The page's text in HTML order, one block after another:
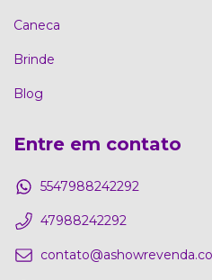
Caneca
Brinde
Blog
Entre em contato
5547988242292
47988242292